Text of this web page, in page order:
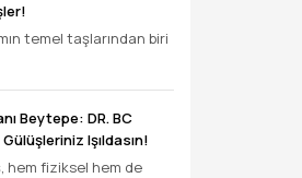
temel taşlarından biri
Beytepe: DR. BC
Işıldasın!
hem fiziksel hem de